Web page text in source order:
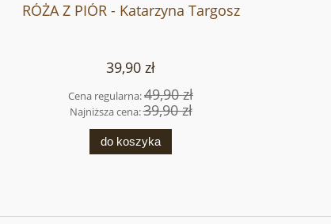
RÓŻA Z PIÓR - Katarzyna Targosz
39,90 zł
Cena regularna:49,90 zł
Najniższa cena:39,90 zł
do koszyka